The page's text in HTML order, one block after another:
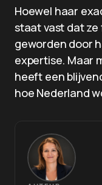
Hoewel haar
staat vast dat ze
geworden door
expertise. Maar
heeft een
hoe Nederland